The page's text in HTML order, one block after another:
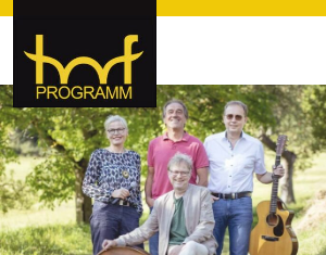
hof-programm – das
Veranstaltungsportal für
Hochfranken